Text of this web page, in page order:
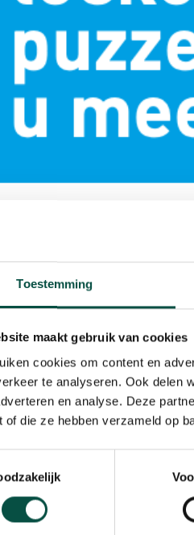
Toestemming
maakt gebruik van cookies
cookies om content en
te analyseren. Ook delen
en analyse. Deze
of die ze hebben verzameld op
in de Kempen
grote gevolgen voor het
met ondernemers op
14 december
8.00 Inloop met ontbijt